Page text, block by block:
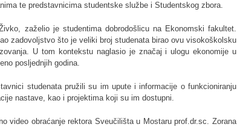
te predstavnicima studentske službe i Studentskog zbora.
zaželio je studentima dobrodošlicu na Ekonomski fakultet.
zadovoljstvo što je veliki broj studenata birao ovu visokoškolsku
U tom kontekstu naglasio je značaj i ulogu ekonomije u
posljednjih godina.
studenata pružili su im upute i informacije o funkcioniranju
nastave, kao i projektima koji su im dostupni.
video obraćanje rektora Sveučilišta u Mostaru prof.dr.sc. Zorana